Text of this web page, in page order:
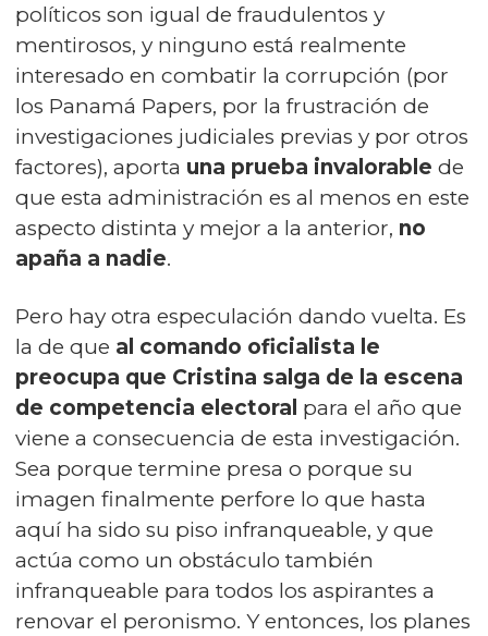
políticos son igual de fraudulentos y
mentirosos, y ninguno está realmente
interesado en combatir la corrupción (por
los Panamá Papers, por la frustración de
investigaciones judiciales previas y por otros
factores), aporta una prueba invalorable de
que esta administración es al menos en este
aspecto distinta y mejor a la anterior, no
apaña a nadie.
Pero hay otra especulación dando vuelta. Es
la de que al comando oficialista le
preocupa que Cristina salga de la escena
de competencia electoral para el año que
viene a consecuencia de esta investigación.
Sea porque termine presa o porque su
imagen finalmente perfore lo que hasta
aquí ha sido su piso infranqueable, y que
actúa como un obstáculo también
infranqueable para todos los aspirantes a
renovar el peronismo. Y entonces, los planes